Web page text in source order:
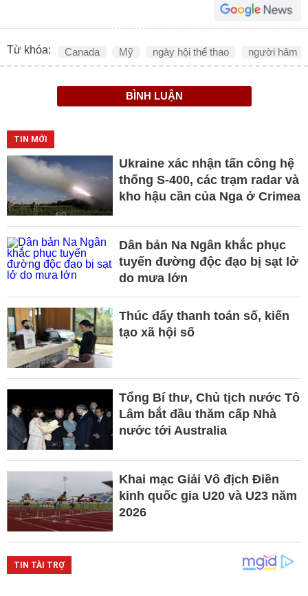
Từ khóa: Canada Mỹ ngày hội thể thao người hâm
BÌNH LUẬN
TIN MỚI
Ukraine xác nhận tấn công hệ
thống S-400, các trạm radar và
kho hậu cần của Nga ở Crimea
Dân bản Na Ngân khắc phục
tuyến đường độc đạo bị sạt lở
do mưa lớn
Thúc đẩy thanh toán số, kiến
tạo xã hội số
Tổng Bí thư, Chủ tịch nước Tô
Lâm bắt đầu thăm cấp Nhà
nước tới Australia
Khai mạc Giải Vô địch Điền
kinh quốc gia U20 và U23 năm
2026